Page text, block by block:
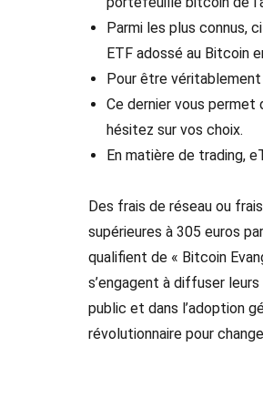
Parmi les plus connus,
ETF adossé au Bitcoin
Pour être
Ce dernier vous permet
hésitez sur vos choix.
En matière de trading,
Des frais de réseau ou
supérieures à 305 euros
qualifient de « Bitcoin
s’engagent à diffuser
public et dans l’adoption
révolutionnaire pour